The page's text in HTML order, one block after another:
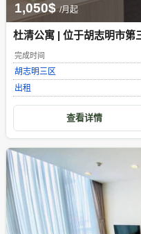
杜清公寓 | 位于胡志明市第
浴室和健身房
完成时间
胡志明三区
出租
1,050$ /月起
查看详情